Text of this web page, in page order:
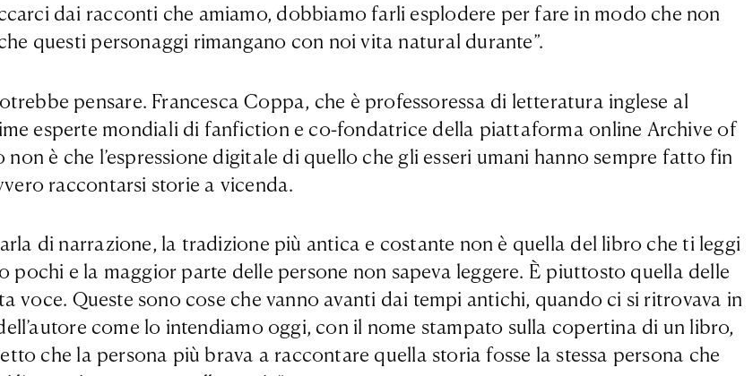
dai racconti che amiamo, dobbiamo farli esplodere per fare in modo che non
questi personaggi rimangano con noi vita natural durante”.
pensare. Francesca Coppa, che è professoressa di letteratura inglese al
esperte mondiali di fanfiction e co-fondatrice della piattaforma online Archive of
è che l’espressione digitale di quello che gli esseri umani hanno sempre fatto fin
raccontarsi storie a vicenda.
di narrazione, la tradizione più antica e costante non è quella del libro che ti leggi
pochi e la maggior parte delle persone non sapeva leggere. È piuttosto quella delle
voce. Queste sono cose che vanno avanti dai tempi antichi, quando ci si ritrovava in
come lo intendiamo oggi, con il nome stampato sulla copertina di un libro,
che la persona più brava a raccontare quella storia fosse la stessa persona che